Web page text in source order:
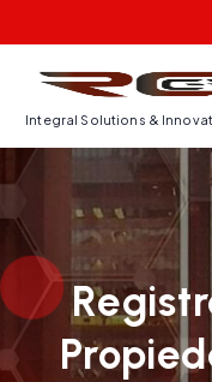
Integral Solutions &